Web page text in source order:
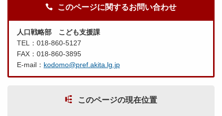
このページに関するお問い合わせ
人口戦略部 こども支援課
TEL：018-860-5127
FAX：018-860-3895
E-mail： kodomo@pref.akita.lg.jp
このページの現在位置